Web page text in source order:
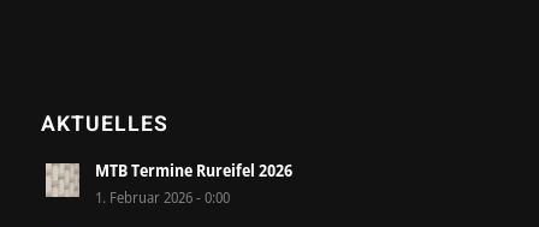
AKTUELLES
MTB Termine Rureifel 2026
1. Februar 2026 - 0:00